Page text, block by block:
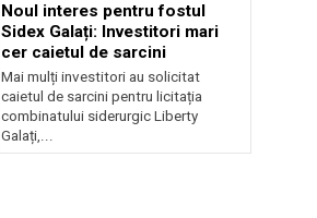
Noul interes pentru fostul
Sidex Galați: Investitori mari
cer caietul de sarcini
Mai mulți investitori au solicitat
caietul de sarcini pentru licitația
combinatului siderurgic Liberty
Galați,...